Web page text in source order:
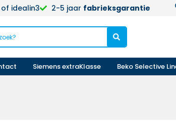
idealin3 2-5 jaar fabrieksgarantie
Siemens extraKlasse Beko Selective